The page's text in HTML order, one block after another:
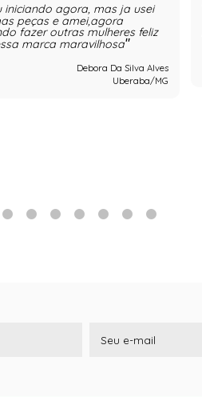
iniciando agora, mas ja usei
peças e amei,agora
fazer outras mulheres feliz
marca maravilhosa
Debora Da Silva Alves
Uberaba/MG